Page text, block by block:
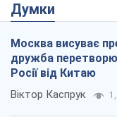
Думки
Москва висуває
дружба
Росії від Китаю
Віктор Каспрук